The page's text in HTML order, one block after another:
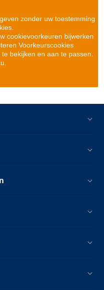
zonder uw toestemming
cookievoorkeuren bijwerken
Voorkeurscookies
bekijken en aan te passen.